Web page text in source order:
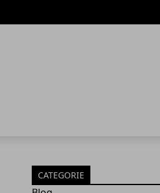
CATEGORIE